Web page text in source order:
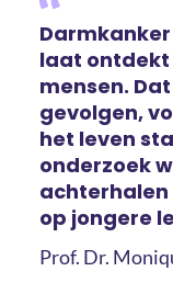
laat ontdekt
mensen.
gevolgen,
het leven
onderzoek
op jongere
Prof. Dr.